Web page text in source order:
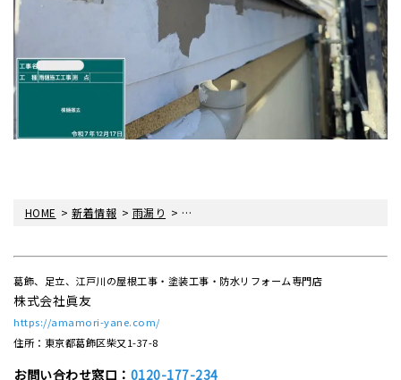
HOME >新着情報 > 雨漏り > 〈雨漏り・眞友〉四つ木にて雨どい交換工
葛飾、足立、江戸川の屋根工事・塗装工事・防水リフォーム専門店
株式会社眞友
https://amamori-yane.com/
住所：東京都葛飾区柴又1-37-8
お問い合わせ窓口： 0120-177-234